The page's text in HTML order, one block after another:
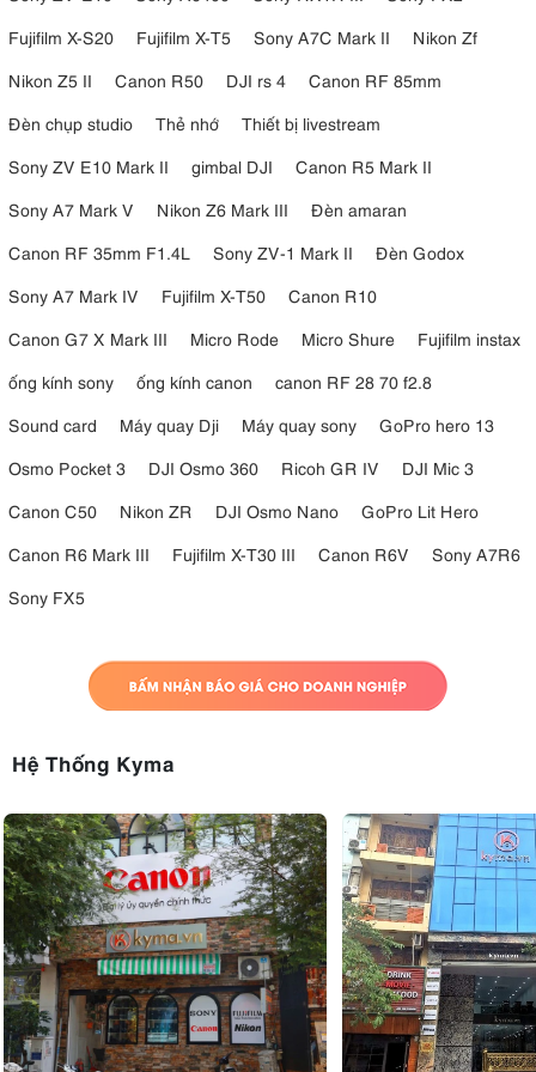
trong thời gian dài mà không lo hết pin.
4. Review ưu và nhược điểm của Kodak
PixPro WPZ2
4.1. Ưu điểm của Kodak PixPro WPZ2
Kodak PixPro WPZ2 mang đến nhiều ưu điểm cho người dùng đang
điểm:
Giá cả phải chăng: So với các máy ảnh chống nước khác trên
tầm giá của nó.
tuyệt đẹp dưới nước mà không cần thêm vỏ bảo vệ.
Thiết kế nhỏ gọn: Kích thước nhỏ gọn của máy ảnh giúp bạn
lượng hình ảnh và độ chính xác màu sắc ổn định, cho phép
Wi-Fi tích hợp: Việc tích hợp Wi-Fi cho phép truyền ảnh và
video không dây liền mạch đến các thiết bị tương thích, giúp
đơn giản hóa quá trình chia sẻ và chỉnh sửa.
4.2. Nhược điểm của Kodak PixPro WPZ2
Thiếu bộ sạc và thẻ nhớ: Kodak PixPro WPZ2 không đi kèm bộ
sạc hoặc thẻ nhớ, buộc người dùng phải mua riêng các phụ
kiện này.
Chất lượng hình ảnh hạn chế so với các mẫu máy cao cấp
hơn: Mặc dù WPZ2 mang lại chất lượng hình ảnh tuyệt vời so
Fujifilm X-S20
Fujifilm X-T5 Sony A7C Mark II
Nikon Zf
Nikon Z5 II
Canon R50 DJI rs 4
Canon RF 85mm
Đèn chụp studio
Thẻ nhớ
Thiết bị livestream
Sony ZV E10 Mark II
gimbal DJI
Canon R5 Mark II
Sony A7 Mark V
Nikon Z6 Mark III
Đèn amaran
Canon RF 35mm F1.4L
Sony ZV-1 Mark II
Đèn Godox
Sony A7 Mark IV
Fujifilm X-T50
Canon R10
Canon G7 X Mark III
Micro Rode Micro Shure
Fujifilm instax
ống kính sony
ống kính canon
canon RF 28 70 f2.8
Sound card
Máy quay Dji Máy quay sony
GoPro hero 13
Osmo Pocket 3
DJI Osmo 360 Ricoh GR IV
DJI Mic 3
Canon C50
Nikon ZR DJI Osmo Nano
GoPro Lit Hero
Canon R6 Mark III
Fujifilm X-T30 III Canon R6V
Sony A7R6
Sony FX5
Hệ Thống Kyma